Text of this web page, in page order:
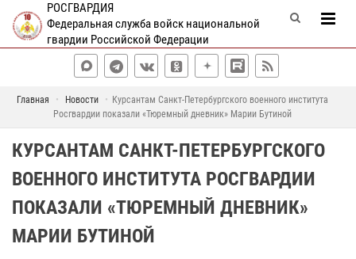
РОСГВАРДИЯ
Федеральная служба войск национальной
гвардии Российской Федерации
Главная Новости
Курсантам Санкт-Петербургского военного института
Росгвардии показали «Тюремный дневник» Марии Бутиной
КУРСАНТАМ САНКТ-ПЕТЕРБУРГСКОГО
ВОЕННОГО ИНСТИТУТА РОСГВАРДИИ
ПОКАЗАЛИ «ТЮРЕМНЫЙ ДНЕВНИК»
МАРИИ БУТИНОЙ